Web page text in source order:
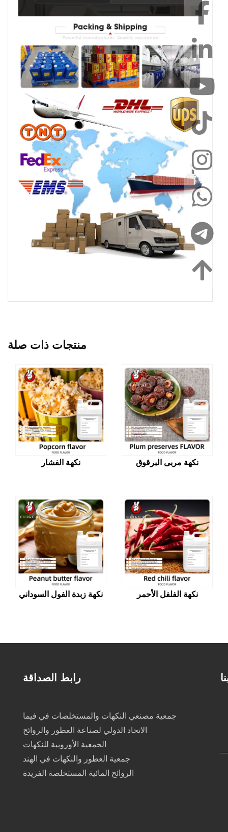
منتجات ذات صلة
نكهة الفشار نكهة مربى البرقوق
نكهة زبدة الفول السوداني نكهة الفلفل الأحمر
رابط الصداقة
جمعية مصنعي النكهات والمستخلصات في فيما
الاتحاد الدولي لصناعة العطور والروائح
الجمعية الأوروبية للنكهات
جمعية العطور والنكهات في الهند
الروائح المائية المستخلصة الفريدة